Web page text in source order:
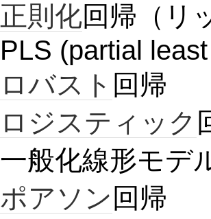
正則化回帰（リ
PLS (partial
ロバスト 回帰
ロジスティック
一般化線形モデ
ポアソン 回帰